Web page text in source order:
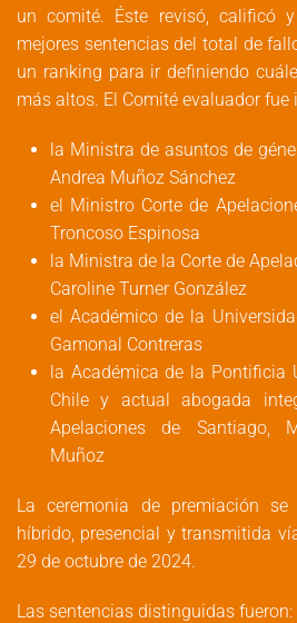
un comité. Éste revisó, calificó
mejores sentencias del total de
un ranking para ir definiendo
más altos. El Comité evaluador fue
la Ministra de asuntos de
Andrea Muñoz Sánchez
el Ministro Corte de
Troncoso Espinosa
la Ministra de la Corte de
Caroline Turner González
el Académico de la
Gamonal Contreras
la Académica de la Pontificia
Chile y actual abogada
Apelaciones de Santiago,
Muñoz
La ceremonia de premiación
híbrido, presencial y transmitida
29 de octubre de 2024.
Las sentencias distinguidas fueron: